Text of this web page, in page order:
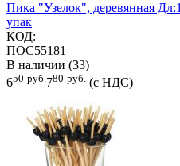
Пика "Узелок", деревянная
упак
КОД:
ПОС55181
В наличии (33)
650 руб.780 руб. (с НДС)